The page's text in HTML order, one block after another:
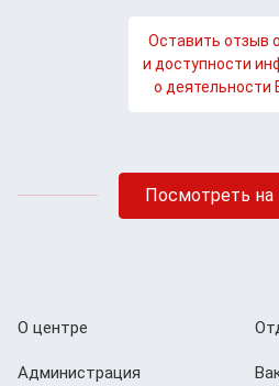
Оставить отзыв
и доступности
о
Посмотреть на
О центре
Администрация